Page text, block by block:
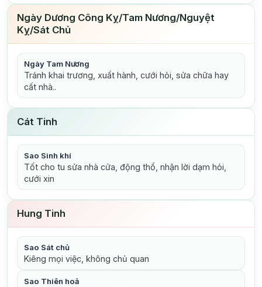
Ngày Dương Công Kỵ/Tam Nương/Nguyệt
Kỵ/Sát Chủ
Ngày Tam Nương
Tránh khai trương, xuất hành, cưới hỏi, sửa chữa hay
cất nhà..
Cát Tinh
Sao Sinh khí
Tốt cho tu sửa nhà cửa, động thổ, nhận lời dạm hỏi,
cưới xin
Hung Tinh
Sao Sát chủ
Kiêng mọi việc, không chủ quan
Sao Thiên hoả